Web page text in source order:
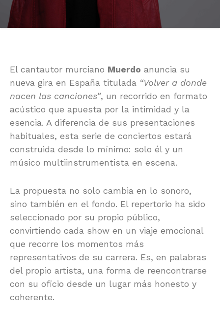
El cantautor murciano Muerdo anuncia su
nueva gira en España titulada “Volver a donde
nacen las canciones”, un recorrido en formato
acústico que apuesta por la intimidad y la
esencia. A diferencia de sus presentaciones
habituales, esta serie de conciertos estará
construida desde lo mínimo: solo él y un
músico multiinstrumentista en escena.
La propuesta no solo cambia en lo sonoro,
sino también en el fondo. El repertorio ha sido
seleccionado por su propio público,
convirtiendo cada show en un viaje emocional
que recorre los momentos más
representativos de su carrera. Es, en palabras
del propio artista, una forma de reencontrarse
con su oficio desde un lugar más honesto y
coherente.